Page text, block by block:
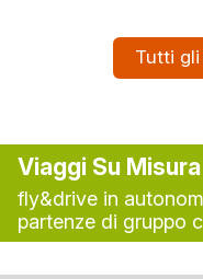
Tutti
Viaggi Su Misura
fly&drive in
partenze di gruppo